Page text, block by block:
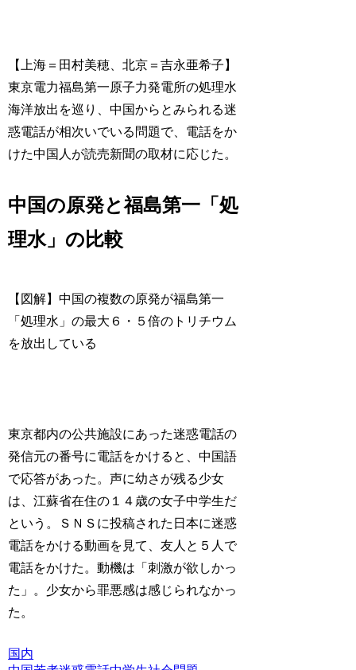
【上海＝田村美穂、北京＝吉永亜希子】
東京電力福島第一原子力発電所の処理水
海洋放出を巡り、中国からとみられる迷
惑電話が相次いでいる問題で、電話をか
けた中国人が読売新聞の取材に応じた。
中国の原発と福島第一「処
理水」の比較
【図解】中国の複数の原発が福島第一
「処理水」の最大６・５倍のトリチウム
を放出している
東京都内の公共施設にあった迷惑電話の
発信元の番号に電話をかけると、中国語
で応答があった。声に幼さが残る少女
は、江蘇省在住の１４歳の女子中学生だ
という。ＳＮＳに投稿された日本に迷惑
電話をかける動画を見て、友人と５人で
電話をかけた。動機は「刺激が欲しかっ
た」。少女から罪悪感は感じられなかっ
た。
国内